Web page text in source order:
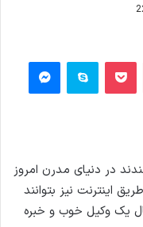
‫پین‌ترست پاکت اسکایپ
در دنیای مدرن امروز
اینترنت نیز بتوانند
یک وکیل خوب و خبره